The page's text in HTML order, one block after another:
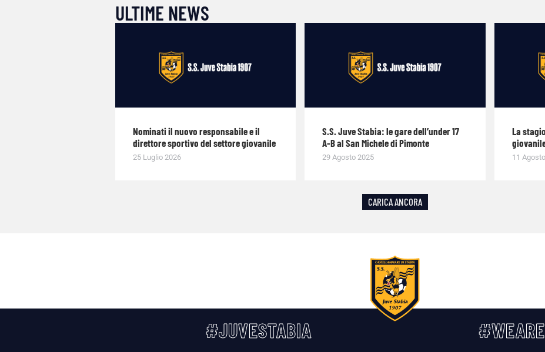
ULTIME NEWS
Nominati il nuovo responsabile e il
direttore sportivo del settore giovanile
25 Luglio 2026
S.S. Juve Stabia: le gare dell’under 17
A-B al San Michele di Pimonte
29 Agosto 2025
La
11
CARICA ANCORA
#JUVESTABIA